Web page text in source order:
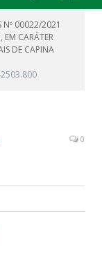
Nº 00022/2021
EM CARÁTER
DE CAPINA
0